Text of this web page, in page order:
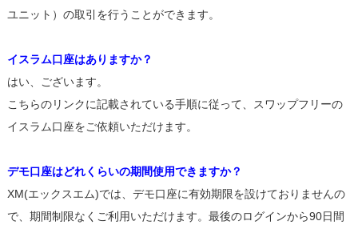
ユニット）の取引を行うことができます。
イスラム口座はありますか？
はい、ございます。
こちらのリンクに記載されている手順に従って、スワップフリーの
イスラム口座をご依頼いただけます。
デモ口座はどれくらいの期間使用できますか？
XM(エックスエム)では、デモ口座に有効期限を設けておりませんの
で、期間制限なくご利用いただけます。最後のログインから90日間